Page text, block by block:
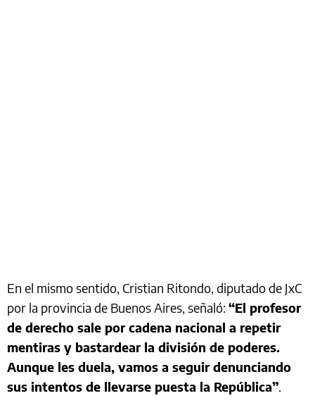
En el mismo sentido, Cristian Ritondo, diputado de JxC
por la provincia de Buenos Aires, señaló: “El profesor
de derecho sale por cadena nacional a repetir
mentiras y bastardear la división de poderes.
Aunque les duela, vamos a seguir denunciando
sus intentos de llevarse puesta la República”.